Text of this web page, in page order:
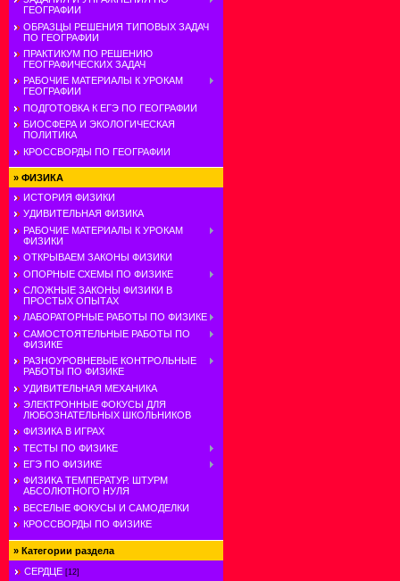
ГЕОГРАФИИ
ОБРАЗЦЫ РЕШЕНИЯ ТИПОВЫХ ЗАДАЧ
ПО ГЕОГРАФИИ
ПРАКТИКУМ ПО РЕШЕНИЮ
ГЕОГРАФИЧЕСКИХ ЗАДАЧ
РАБОЧИЕ МАТЕРИАЛЫ К УРОКАМ
ГЕОГРАФИИ
ПОДГОТОВКА К ЕГЭ ПО ГЕОГРАФИИ
БИОСФЕРА И ЭКОЛОГИЧЕСКАЯ
ПОЛИТИКА
КРОССВОРДЫ ПО ГЕОГРАФИИ
» ФИЗИКА
ИСТОРИЯ ФИЗИКИ
УДИВИТЕЛЬНАЯ ФИЗИКА
РАБОЧИЕ МАТЕРИАЛЫ К УРОКАМ
ФИЗИКИ
ОТКРЫВАЕМ ЗАКОНЫ ФИЗИКИ
ОПОРНЫЕ СХЕМЫ ПО ФИЗИКЕ
СЛОЖНЫЕ ЗАКОНЫ ФИЗИКИ В
ПРОСТЫХ ОПЫТАХ
ЛАБОРАТОРНЫЕ РАБОТЫ ПО ФИЗИКЕ
САМОСТОЯТЕЛЬНЫЕ РАБОТЫ ПО
ФИЗИКЕ
РАЗНОУРОВНЕВЫЕ КОНТРОЛЬНЫЕ
РАБОТЫ ПО ФИЗИКЕ
УДИВИТЕЛЬНАЯ МЕХАНИКА
ЭЛЕКТРОННЫЕ ФОКУСЫ ДЛЯ
ЛЮБОЗНАТЕЛЬНЫХ ШКОЛЬНИКОВ
ФИЗИКА В ИГРАХ
ТЕСТЫ ПО ФИЗИКЕ
ЕГЭ ПО ФИЗИКЕ
ФИЗИКА ТЕМПЕРАТУР. ШТУРМ
АБСОЛЮТНОГО НУЛЯ
ВЕСЕЛЫЕ ФОКУСЫ И САМОДЕЛКИ
КРОССВОРДЫ ПО ФИЗИКЕ
» Категории раздела
СЕРДЦЕ [12]